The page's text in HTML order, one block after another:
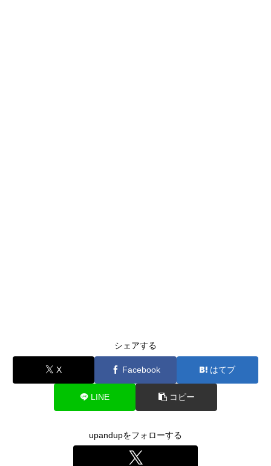
シェアする
X Facebook はてブ
LINE コピー
upandupをフォローする